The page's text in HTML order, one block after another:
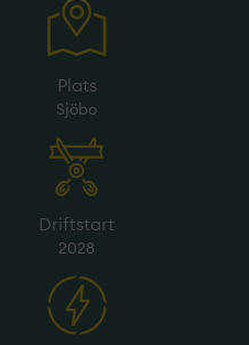
Plats
Sjöbo
Driftstart
2028